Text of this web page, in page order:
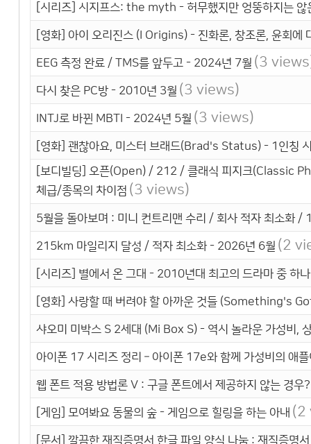
[시리즈] 시지프스: the myth - 허무했지만 엉뚱하지는 않
[영화] 아이 오리진스 (I Origins) - 진화론, 창조론, 윤회에
EEG 측정 완료 / TMS를 앞두고 - 2024년 7월 (3
다시 찾은 PC방 - 2010년 3월 (3 views)
INTJ로 바뀐 MBTI - 2024년 5월 (3 views)
[영화] 괜찮아요, 미스터 브래드(Brad's Status) - 1인칭
[보디빌딩] 오픈(Open) / 212 / 클래식 피지크(Classic
체급/종목의 차이점 (3 views)
5월을 돌아보며 : 미니 컨트리맨 수리 / 회사 적자 최소화
215km 마일리지 달성 / 적자 최소화 - 2026년 6월 (2
[시리즈] 별에서 온 그대 - 2010년대 최고의 드라마 중 하나
[영화] 사랑할 때 버려야 할 아까운 것들 (Something's
샤오미 미박스 S 2세대 (Mi Box S) - 역시 놀라운 가성비,
아이폰 17 시리즈 정리 – 아이폰 17e와 함께 가성비의 애
웹 폰트 적용 방법론 V : 구글 폰트에서 제공하지 않는 경
[게임] 모여봐요 동물의 숲 - 게임으로 힐링을 하는 아내 (2
[문서] 깔끔한 재직증명서 한글 파일 양식 나눔 : 재직증명